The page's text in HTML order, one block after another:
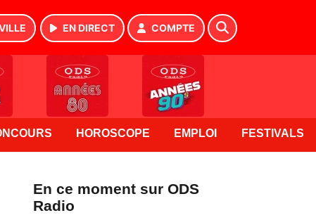
EN DIRECT COMPTE
HOROSCOPE EMPLOI FESTIVALS
En ce moment sur ODS
Radio